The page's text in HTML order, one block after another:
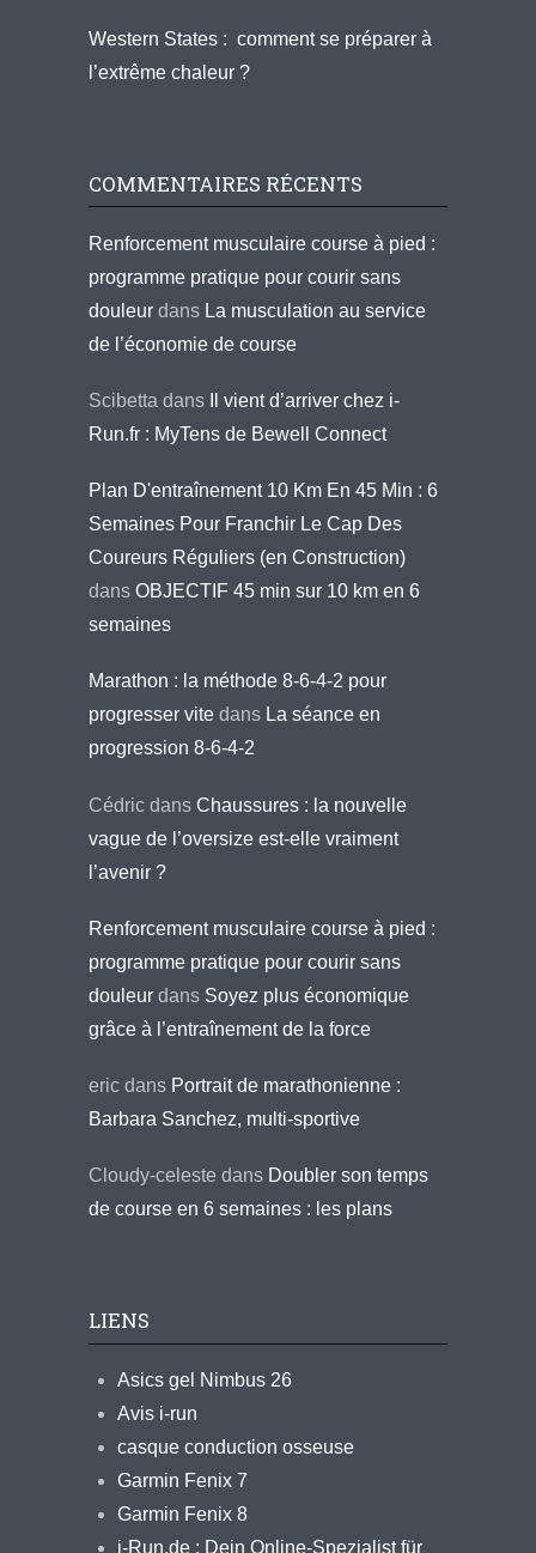
Western States : comment se préparer à
l’extrême chaleur ?
COMMENTAIRES RÉCENTS
Renforcement musculaire course à pied :
programme pratique pour courir sans
douleur dans La musculation au service
de l’économie de course
Scibetta dans
Il vient d’arriver chez i-
Run.fr : MyTens de Bewell Connect
Plan D'entraînement 10 Km En 45 Min : 6
Semaines Pour Franchir Le Cap Des
Coureurs Réguliers (en Construction)
dans OBJECTIF 45 min sur 10 km en 6
semaines
Marathon : la méthode 8-6-4-2 pour
progresser vite dans La séance en
progression 8-6-4-2
Cédric dans Chaussures : la nouvelle
vague de l’oversize est-elle vraiment
l’avenir ?
Renforcement musculaire course à pied :
programme pratique pour courir sans
douleur dans Soyez plus économique
grâce à l’entraînement de la force
eric dans Portrait de marathonienne :
Barbara Sanchez, multi-sportive
Cloudy-celeste dans Doubler son temps
de course en 6 semaines : les plans
LIENS
Asics gel Nimbus 26
Avis i-run
casque conduction osseuse
Garmin Fenix 7
Garmin Fenix 8
i-Run.de : Dein Online-Spezialist für